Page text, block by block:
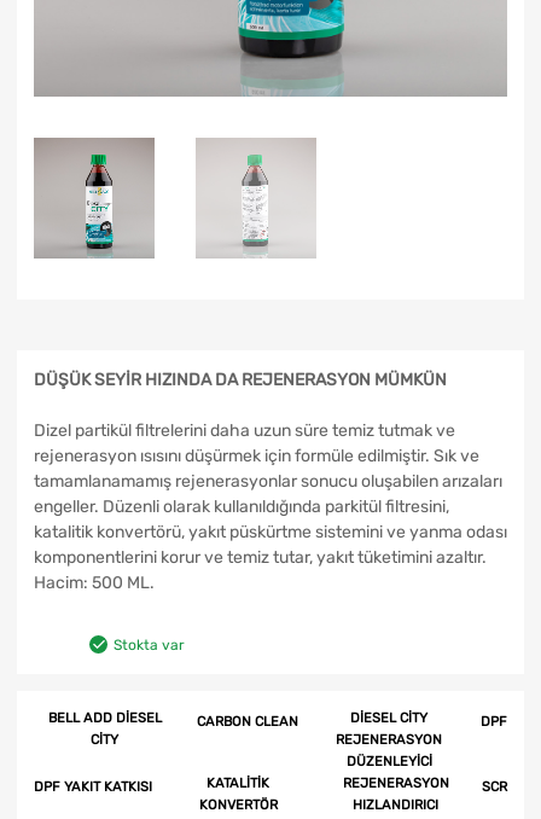
DÜŞÜK SEYİR HIZINDA DA REJENERASYON MÜMKÜN
Dizel partikül filtrelerini daha uzun süre temiz tutmak ve
rejenerasyon ısısını düşürmek için formüle edilmiştir. Sık ve
tamamlanamamış rejenerasyonlar sonucu oluşabilen arızaları
engeller. Düzenli olarak kullanıldığında parkitül filtresini,
katalitik konvertörü, yakıt püskürtme sistemini ve yanma odası
komponentlerini korur ve temiz tutar, yakıt tüketimini azaltır.
Hacim: 500 ML.
Stokta var
BELL ADD DIESEL
CITY
CARBON CLEAN
DIESEL CITY
REJENERASYON
DÜZENLEYICI
DPF
DPF YAKIT KATKISI
KATALITIK
KONVERTÖR
REJENERASYON
HIZLANDIRICI
SCR